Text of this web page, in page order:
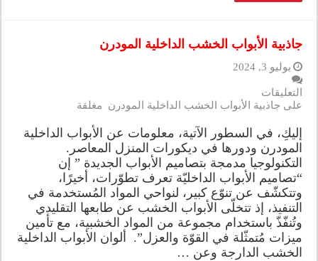
جاذبية الأبواب الخشب الداخلية المودرن
يوليو 3, 2024
التعليقات
على جاذبية الأبواب الخشب الداخلية المودرن مغلقة
إليكِ، في السطور الآتية، معلومات عن الأبواب الداخلية
المودرن ودورها في ديكورات المنزل المعاصر.
التكنولوجيا مدمجة بتصاميم الأبواب الجديدة ” إن
“تصاميم الأبواب الداخليّة تعرف تطوّرات، أخيرًا،
وتتكشّف عن تنوّع كبير، لنواحي المواد المُستخدمة في
التنفيذ، إذ تتخلّى الأبواب الخشب عن طابعها التقليدي
وتُنفّذّ باستخدام مجموعة من المواد الخشبية، مع تأمين
ميزات مُتمثّلة في القوّة والعزل”. ألوان الأبواب الداخلية
الخشب الدارجة وعن …